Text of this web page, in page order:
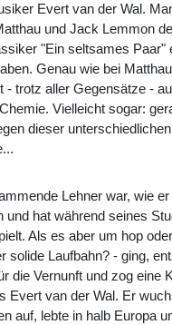
Evert van der Wal.
und Jack Lemmon
"Ein seltsames Paar"
Genau wie bei
- trotz aller Gegensätze -
Vielleicht sogar:
dieser
Lehner war, wie
und hat während seines
Als es aber um hop
solide Laufbahn? - ging,
die Vernunft und zog eine
Evert van der Wal. Er
auf, lebte in halb Europa